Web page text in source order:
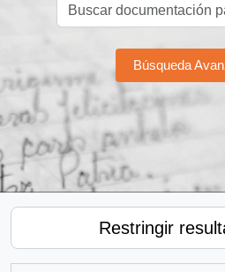
Búsqueda
Restringir